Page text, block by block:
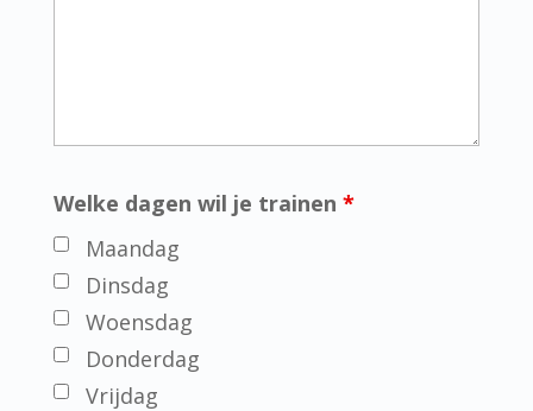
Welke dagen wil je trainen *
Maandag
Dinsdag
Woensdag
Donderdag
Vrijdag